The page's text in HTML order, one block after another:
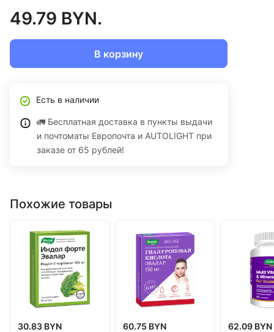
49.79 BYN.
В корзину
Есть в наличии
🚛 Бесплатная доставка в пункты выдачи
и почтоматы Европочта и AUTOLIGHT при
заказе от 65 рублей!
Похожие товары
30.83 BYN
60.75 BYN
62.09 BYN